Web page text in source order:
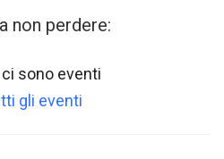
non perdere:
sono eventi
gli eventi